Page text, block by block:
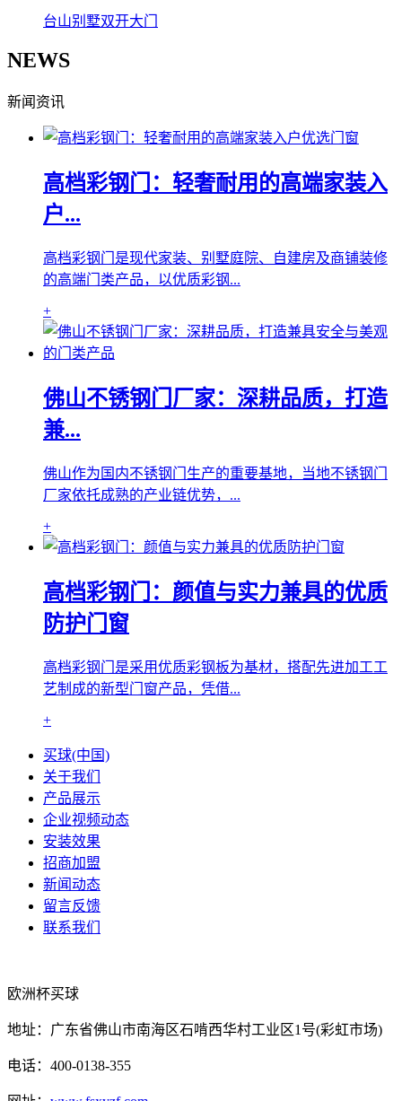
台山别墅双开大门
NEWS
新闻资讯
高档彩钢门：轻奢耐用的高端家装入
户...
高档彩钢门是现代家装、别墅庭院、自建房及商铺装修
的高端门类产品，以优质彩钢...
+
佛山不锈钢门厂家：深耕品质，打造
兼...
佛山作为国内不锈钢门生产的重要基地，当地不锈钢门
厂家依托成熟的产业链优势，...
+
高档彩钢门：颜值与实力兼具的优质
防护门窗
高档彩钢门是采用优质彩钢板为基材，搭配先进加工工
艺制成的新型门窗产品，凭借...
+
买球(中国)
关于我们
产品展示
企业视频动态
安装效果
招商加盟
新闻动态
留言反馈
联系我们
欧洲杯买球
地址：广东省佛山市南海区石啃西华村工业区1号(彩虹市场)
电话：400-0138-355